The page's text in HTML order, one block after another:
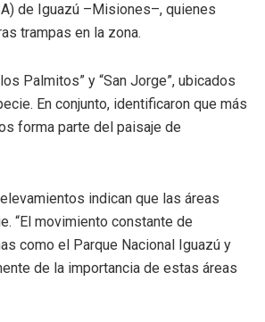
de Iguazú –Misiones–, quienes
trampas en la zona.
Palmitos” y “San Jorge”, ubicados
En conjunto, identificaron que más
forma parte del paisaje de
indican que las áreas
“El movimiento constante de
como el Parque Nacional Iguazú y
de la importancia de estas áreas